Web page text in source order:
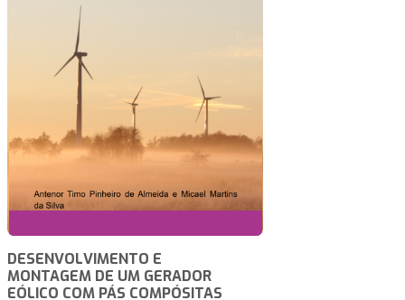
DESENVOLVIMENTO E
MONTAGEM DE UM GERADOR
EÓLICO COM PÁS COMPÓSITAS